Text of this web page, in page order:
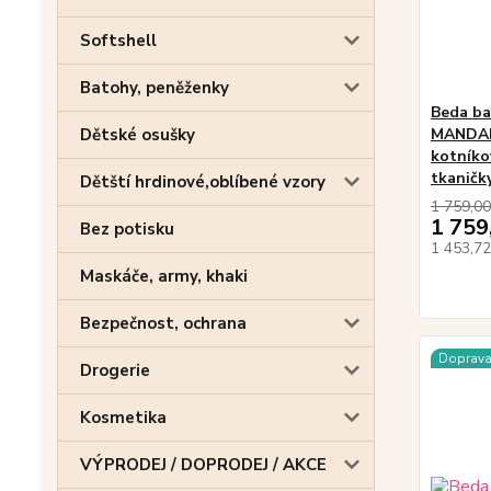
Softshell
Batohy, peněženky
Dětské osušky
Dětští hrdinové,oblíbené vzory
Bez potisku
Maskáče, army, khaki
Bezpečnost, ochrana
Drogerie
Kosmetika
VÝPRODEJ / DOPRODEJ / AKCE
Beda
1
1
1